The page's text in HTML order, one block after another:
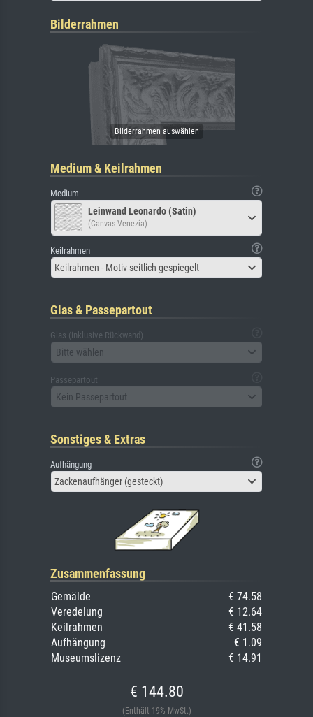
Bilderrahmen
Medium & Keilrahmen
Medium
Leinwand Leonardo (Satin)
(Canvas Venezia)
Keilrahmen
Keilrahmen - Motiv seitlich gespiegelt
Glas & Passepartout
Glas (inklusive Rückwand)
Bitte wählen
Passepartout
Kein Passepartout
Sonstiges & Extras
Aufhängung
Zackenaufhänger (gesteckt)
Zusammenfassung
Gemälde
€ 74.58
Veredelung
€ 12.64
Keilrahmen
€ 41.58
Aufhängung
€ 1.09
Museumslizenz
€ 14.91
€ 144.80
(Enthält 19% MwSt.)